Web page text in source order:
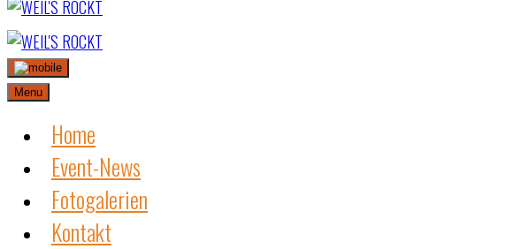
Skip
to
content
Menu
Home
Event-News
Fotogalerien
Kontakt